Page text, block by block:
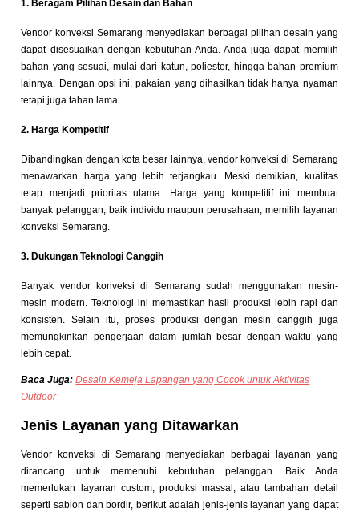
1. Beragam Pilihan Desain dan Bahan
Vendor konveksi Semarang menyediakan berbagai pilihan desain yang
dapat disesuaikan dengan kebutuhan Anda. Anda juga dapat memilih
bahan yang sesuai, mulai dari katun, poliester, hingga bahan premium
lainnya. Dengan opsi ini, pakaian yang dihasilkan tidak hanya nyaman
tetapi juga tahan lama.
2. Harga Kompetitif
Dibandingkan dengan kota besar lainnya, vendor konveksi di Semarang
menawarkan harga yang lebih terjangkau. Meski demikian, kualitas
tetap menjadi prioritas utama. Harga yang kompetitif ini membuat
banyak pelanggan, baik individu maupun perusahaan, memilih layanan
konveksi Semarang.
3. Dukungan Teknologi Canggih
Banyak vendor konveksi di Semarang sudah menggunakan mesin-
mesin modern. Teknologi ini memastikan hasil produksi lebih rapi dan
konsisten. Selain itu, proses produksi dengan mesin canggih juga
memungkinkan pengerjaan dalam jumlah besar dengan waktu yang
lebih cepat.
Baca Juga: Desain Kemeja Lapangan yang Cocok untuk Aktivitas
Outdoor
Jenis Layanan yang Ditawarkan
Vendor konveksi di Semarang menyediakan berbagai layanan yang
dirancang untuk memenuhi kebutuhan pelanggan. Baik Anda
memerlukan layanan custom, produksi massal, atau tambahan detail
seperti sablon dan bordir, berikut adalah jenis-jenis layanan yang dapat